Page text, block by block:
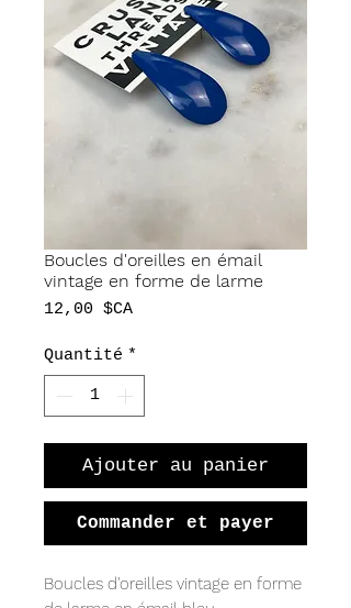
Boucles d'oreilles en émail
vintage en forme de larme
12,00 $CAPrix
Quantité *
Ajouter au panier
Commander et payer
Boucles d'oreilles vintage en forme